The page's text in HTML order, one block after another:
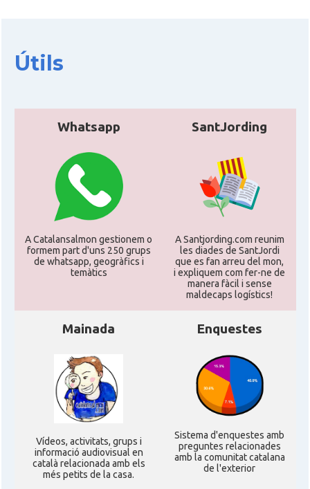
Útils
Whatsapp
A Catalansalmon gestionem o
formem part d'uns 250 grups
de whatsapp, geogràfics i
temàtics
SantJording
A Santjording.com reunim
les diades de SantJordi
que es fan arreu del mon,
i expliquem com fer-ne de
manera fàcil i sense
maldecaps logí­stics!
Mainada
Ví­deos, activitats, grups i
informació audiovisual en
català relacionada amb els
més petits de la casa.
Enquestes
Sistema d'enquestes amb
preguntes relacionades
amb la comunitat catalana
de l'exterior